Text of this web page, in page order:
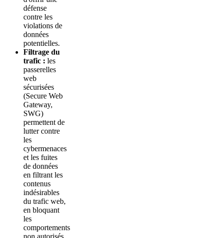
défense
contre les
violations de
données
potentielles.
Filtrage du
trafic : les
passerelles
web
sécurisées
(Secure Web
Gateway,
SWG)
permettent de
lutter contre
les
cybermenaces
et les fuites
de données
en filtrant les
contenus
indésirables
du trafic web,
en bloquant
les
comportements